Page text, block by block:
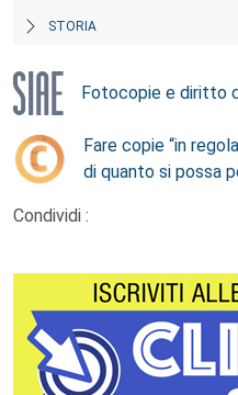
STORIA
Fotocopie e diritto
Fare copie “in
di quanto si possa
Condividi :